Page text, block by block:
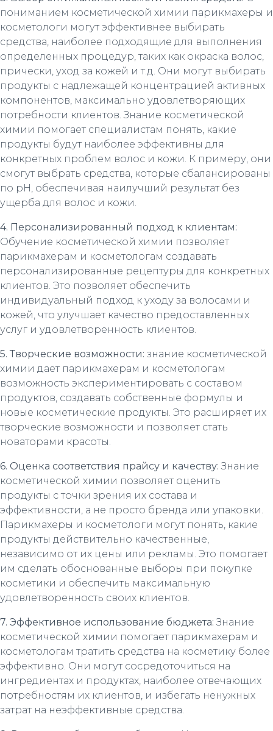
пониманием косметической химии парикмахеры и
косметологи могут эффективнее выбирать
средства, наиболее подходящие для выполнения
определенных процедур, таких как окраска волос,
прически, уход за кожей и т.д. Они могут выбирать
продукты с надлежащей концентрацией активных
компонентов, максимально удовлетворяющих
потребности клиентов. Знание косметической
химии помогает специалистам понять, какие
продукты будут наиболее эффективны для
конкретных проблем волос и кожи. К примеру, они
смогут выбрать средства, которые сбалансированы
по pH, обеспечивая наилучший результат без
ущерба для волос и кожи.
4. Персонализированный подход к клиентам:
Обучение косметической химии позволяет
парикмахерам и косметологам создавать
персонализированные рецептуры для конкретных
клиентов. Это позволяет обеспечить
индивидуальный подход к уходу за волосами и
кожей, что улучшает качество предоставленных
услуг и удовлетворенность клиентов.
5. Творческие возможности: знание косметической
химии дает парикмахерам и косметологам
возможность экспериментировать с составом
продуктов, создавать собственные формулы и
новые косметические продукты. Это расширяет их
творческие возможности и позволяет стать
новаторами красоты.
6. Оценка соответствия прайсу и качеству: Знание
косметической химии позволяет оценить
продукты с точки зрения их состава и
эффективности, а не просто бренда или упаковки.
Парикмахеры и косметологи могут понять, какие
продукты действительно качественные,
независимо от их цены или рекламы. Это помогает
им сделать обоснованные выборы при покупке
косметики и обеспечить максимальную
удовлетворенность своих клиентов.
7. Эффективное использование бюджета: Знание
косметической химии помогает парикмахерам и
косметологам тратить средства на косметику более
эффективно. Они могут сосредоточиться на
ингредиентах и продуктах, наиболее отвечающих
потребностям их клиентов, и избегать ненужных
затрат на неэффективные средства.